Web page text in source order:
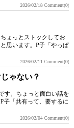
2026/02/18 Comment(0)
ょっとストックしてお
思います。P子「やっぱ
2026/02/11 Comment(0)
ゃない？
す。ちょっと面白い話を
子「共有って、要するに
2026/02/04 Comment(0)